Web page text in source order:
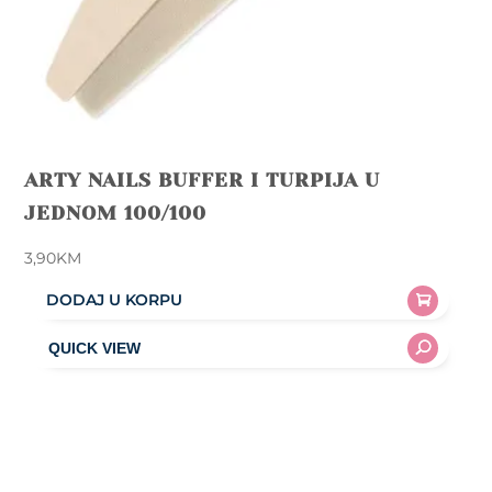
ARTY NAILS BUFFER I TURPIJA U
JEDNOM 100/100
3,90KM
DODAJ U KORPU